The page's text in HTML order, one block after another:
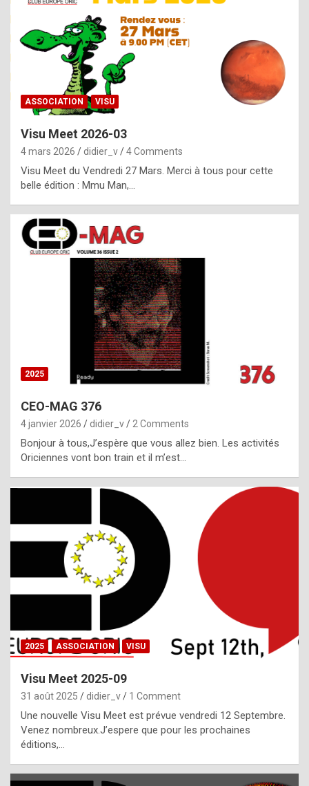
R
o
p
l
c
h
i
s
t
o
r
p
e
c
i
l
,
g
h
t
f
ASSOCIATION VISU
Visu Meet 2026-03
4 mars 2026 didier_v 4 Comments
Visu Meet du Vendredi 27 Mars. Merci à tous pour cette
belle édition : Mmu Man,…
2025
CEO-MAG 376
4 janvier 2026 didier_v 2 Comments
Bonjour à tous,J’espère que vous allez bien. Les activités
Oriciennes vont bon train et il m’est…
2025 ASSOCIATION VISU
Visu Meet 2025-09
31 août 2025 didier_v 1 Comment
Une nouvelle Visu Meet est prévue vendredi 12 Septembre.
Venez nombreux.J’espere que pour les prochaines
éditions,…